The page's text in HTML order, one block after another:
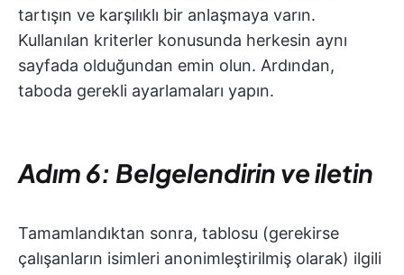
tartışın ve karşılıklı bir anlaşmaya varın.
Kullanılan kriterler konusunda herkesin aynı
sayfada olduğundan emin olun. Ardından,
taboda gerekli ayarlamaları yapın.
Adım 6: Belgelendirin ve iletin
Tamamlandıktan sonra, tablosu (gerekirse
çalışanların isimleri anonimleştirilmiş olarak) ilgili